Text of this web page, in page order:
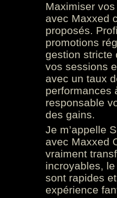
Maximiser
avec Maxxed
proposés.
promotions
gestion stricte
vos sessions
avec un taux
performances
responsable
des gains.
Je m’appelle
avec Maxxed
vraiment
incroyables,
sont rapides
expérience